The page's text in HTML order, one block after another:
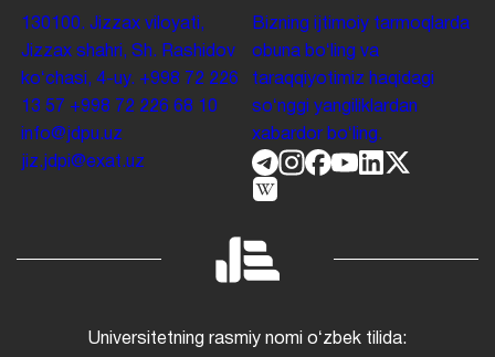
130100. Jizzax viloyati,
Jizzax shahri, Sh. Rashidov
koʻchasi, 4-uy. +998 72 226
13 57 +998 72 226 68 10
info@jdpu.uz
jiz.jdpi@exat.uz
Bizning ijtimoiy tarmoqlarda
obuna boʻling va
taraqqiyotimiz haqidagi
soʻnggi yangiliklardan
xabardor boʻling.
Universitetning rasmiy nomi oʻzbek tilida: